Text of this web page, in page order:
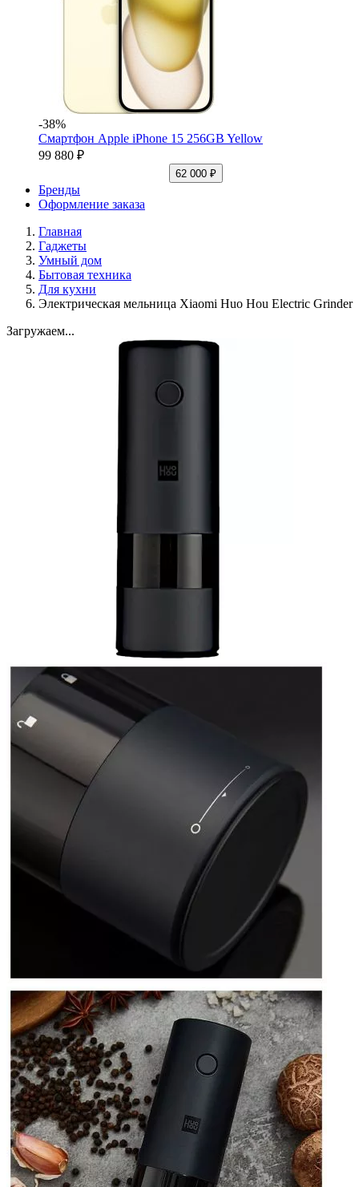
-38%
Смартфон Apple iPhone 15 256GB Yellow
99 880 ₽
62 000 ₽
Бренды
Оформление заказа
Главная
Гаджеты
Умный дом
Бытовая техника
Для кухни
Электрическая мельница Xiaomi Huo Hou Electric Grinder
Загружаем...